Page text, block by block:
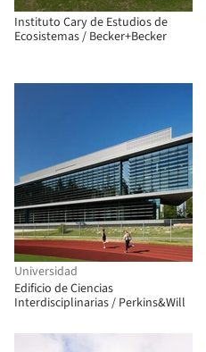
Instituto Cary de Estudios de
Ecosistemas / Becker+Becker
Universidad
Edificio de Ciencias
Interdisciplinarias / Perkins&Will